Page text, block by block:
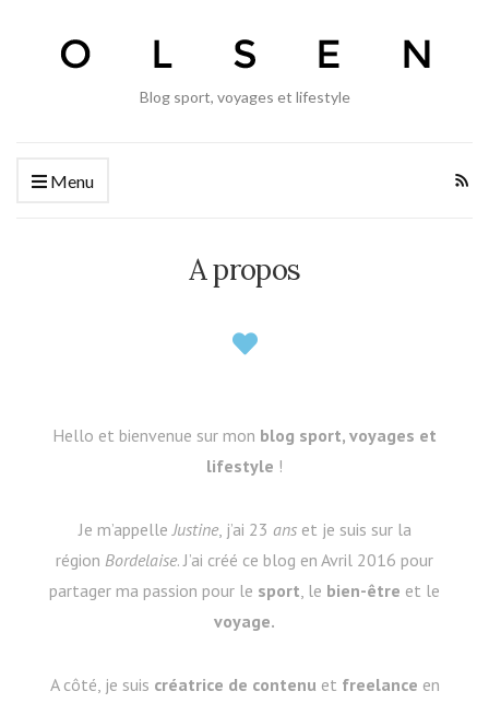
Blog sport, voyages et lifestyle
Menu
A propos
Hello et bienvenue sur mon blog sport, voyages et
lifestyle !
Je m’appelleJustine, j’ai 23 anset je suis sur la
région Bordelaise. J’ai créé ce blog en Avril 2016 pour
partager ma passion pour le sport, le bien-être et le
voyage.
A côté, je suis créatrice de contenu et freelance en